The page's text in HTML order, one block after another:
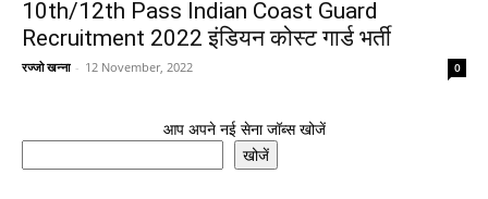
10th/12th Pass Indian Coast Guard
Recruitment 2022 इंडियन कोस्ट गार्ड भर्ती
रज्जो खन्ना - 12 November, 2022 0
आप अपने नई सेना जॉब्स खोजें
खोजें